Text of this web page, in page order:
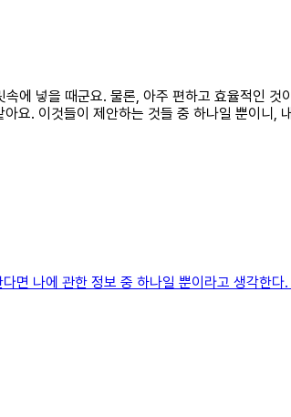
에 넣을 때군요. 물론, 아주 편하고 효율적인
요. 이것들이 제안하는 것들 중 하나일 뿐이니,
면 나에 관한 정보 중 하나일 뿐이라고 생각한